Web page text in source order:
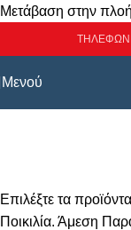
Μετάβαση στην
Μενού
Επιλέξτε τα
Ποικιλία. Άμεση